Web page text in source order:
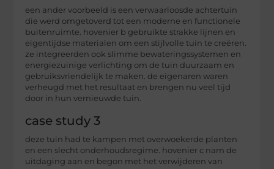
een ander voorbeeld is een verwaarloosde achtertuin
die werd omgetoverd tot een moderne en functionele
buitenruimte. hovenier b gebruikte strakke lijnen en
eigentijdse materialen om een stijlvolle tuin te creëren.
ze integreerden ook slimme bewateringssystemen en
energiezuinige verlichting om de tuin duurzaam en
gebruiksvriendelijk te maken. de eigenaren waren
verheugd met het resultaat en brengen nu veel tijd
door in hun vernieuwde tuin.
case study 3
deze tuin had te kampen met overwoekerde planten
en een slecht onderhoudsregime. hovenier c nam de
uitdaging aan en begon met het verwijderen van